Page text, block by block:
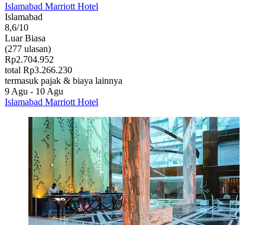
Islamabad Marriott Hotel
Islamabad
8,6/10
Luar Biasa
(277 ulasan)
Rp2.704.952
total Rp3.266.230
termasuk pajak & biaya lainnya
9 Agu - 10 Agu
Islamabad Marriott Hotel